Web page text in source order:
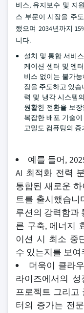
비스, 유지보수 및 지
스 부문이 시장을 주
했으며 2034년까지
니다.
설치 및 통합 서비
케이션 센터 및 엔
비스 없이는 불가
장을 주도하고 있습
력 및 냉각 시스템
원활한 전환을 보
복잡한 배포 기술
고밀도 컴퓨팅의
예를 들어,
AI 최적화 전력
통합된 새로운
트를 출시했습
루션의 강력함과
른 구축, 에너지
이션 시 최소 중
수 있는지를 보여
더욱이 클라
라이즈에서의
프로젝트 그리고
터의 증가는 전